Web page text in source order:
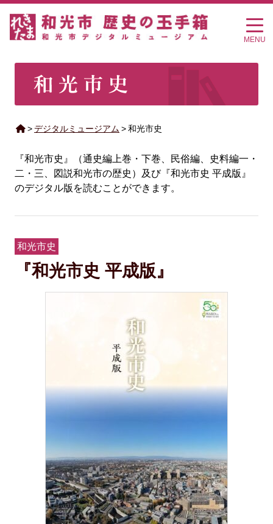
MENU
> デジタルミュージアム > 和光市史
『和光市史』（通史編上巻・下巻、民俗編、史料編一・
二・三、図説和光市の歴史）及び『和光市史 平成版』
のデジタル版を読むことができます。
和光市史
『和光市史 平成版』